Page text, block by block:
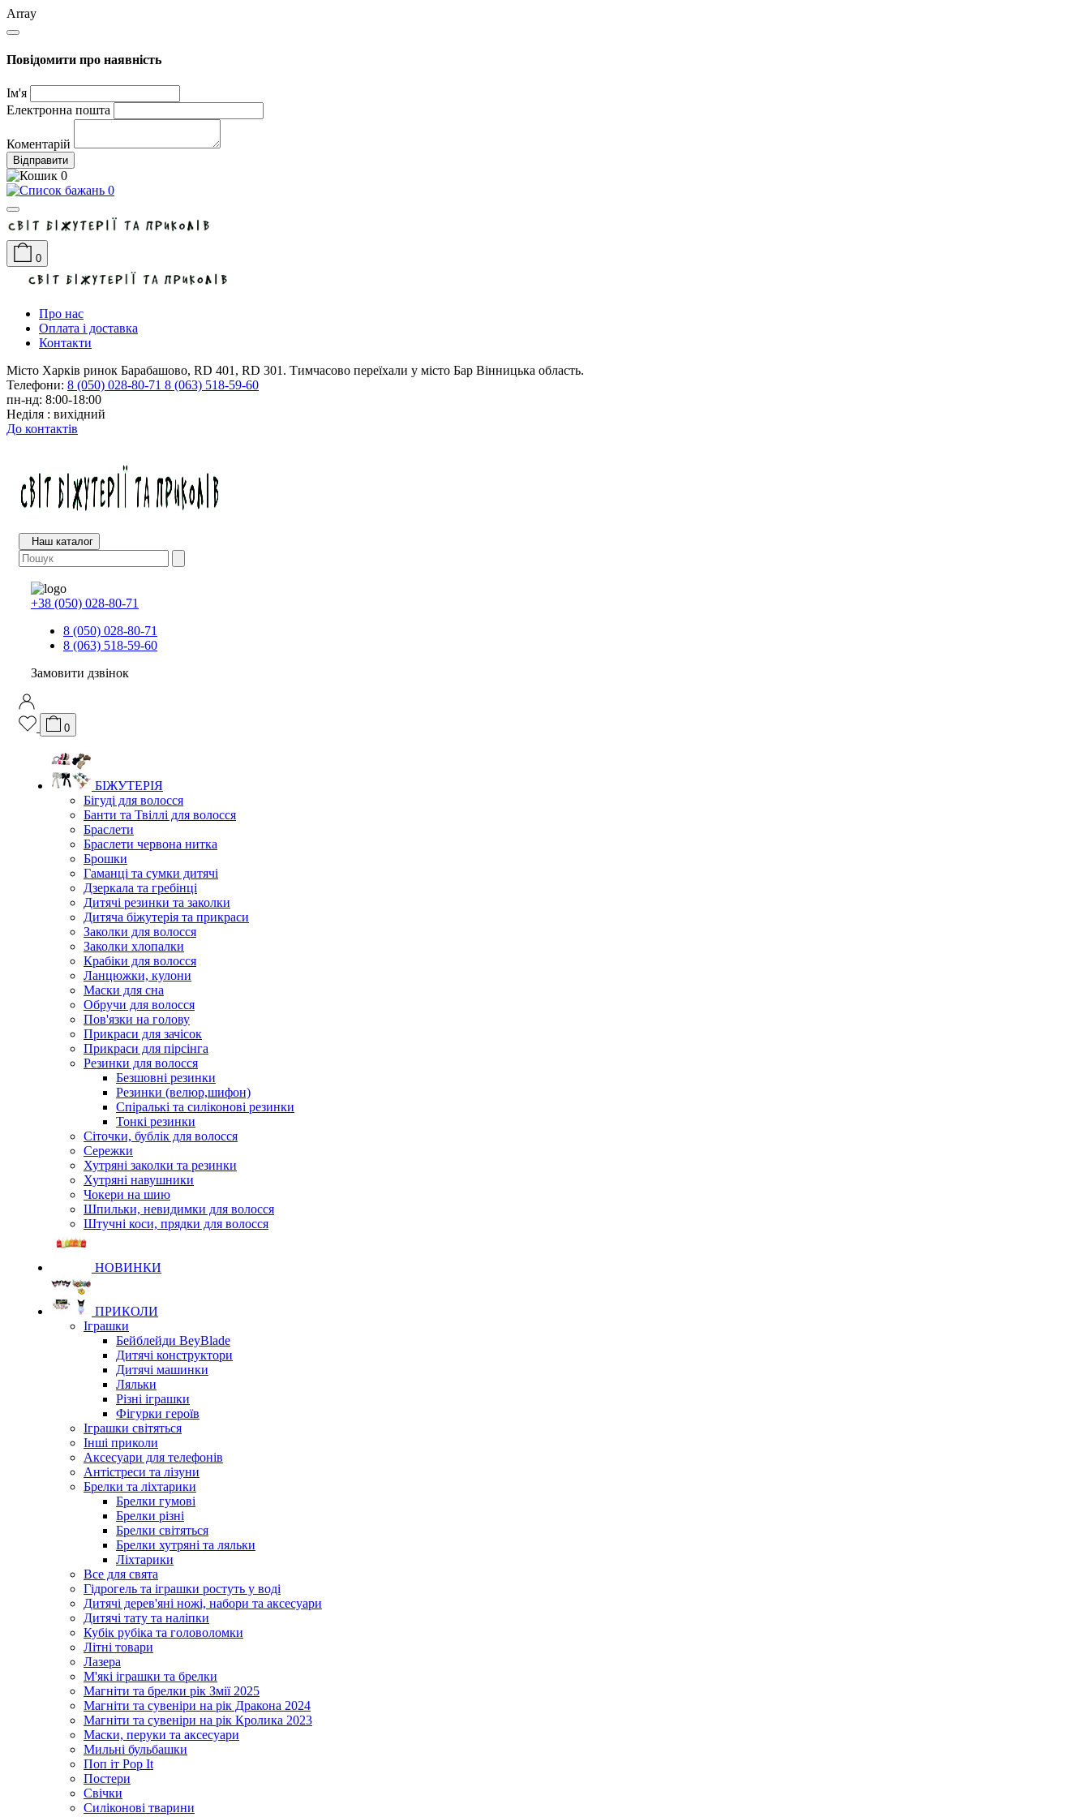
Array
Повідомити про наявність
Ім'я
Електронна пошта
Коментарій
Відправити
0
0
0
Про нас
Оплата і доставка
Контакти
Місто Харків ринок Барабашово, RD 401, RD 301. Тимчасово переїхали у місто Бар Вінницька область.
Телефони: 8 (050) 028-80-71 8 (063) 518-59-60
пн-нд: 8:00-18:00
Неділя : вихідний
До контактів
Наш каталог
+38 (050) 028-80-71
8 (050) 028-80-71
8 (063) 518-59-60
Замовити дзвінок
0
БІЖУТЕРІЯ
Бігуді для волосся
Банти та Твіллі для волосся
Браслети
Браслети червона нитка
Брошки
Гаманці та сумки дитячі
Дзеркала та гребінці
Дитячі резинки та заколки
Дитяча біжутерія та прикраси
Заколки для волосся
Заколки хлопалки
Крабіки для волосся
Ланцюжки, кулони
Маски для сна
Обручи для волосся
Пов'язки на голову
Прикраси для зачісок
Прикраси для пірсінга
Резинки для волосся
Безшовні резинки
Резинки (велюр,шифон)
Спіралькі та силіконові резинки
Тонкі резинки
Сіточки, бублік для волосся
Сережки
Хутряні заколки та резинки
Хутряні навушники
Чокери на шию
Шпильки, невидимки для волосся
Штучні коси, прядки для волосся
НОВИНКИ
ПРИКОЛИ
Іграшки
Бейблейди BeyBlade
Дитячі конструктори
Дитячі машинки
Ляльки
Різні іграшки
Фігурки героїв
Іграшки світяться
Інші приколи
Аксесуари для телефонів
Антістреси та лізуни
Брелки та ліхтарики
Брелки гумові
Брелки різні
Брелки світяться
Брелки хутряні та ляльки
Ліхтарики
Все для свята
Гідрогель та іграшки ростуть у воді
Дитячі дерев'яні ножі, набори та аксесуари
Дитячі тату та наліпки
Кубік рубіка та головоломки
Літні товари
Лазера
М'які іграшки та брелки
Магніти та брелки рік Змії 2025
Магніти та сувеніри на рік Дракона 2024
Магніти та сувеніри на рік Кролика 2023
Маски, перуки та аксесуари
Мильні бульбашки
Поп іт Pop It
Постери
Свічки
Силіконові тварини